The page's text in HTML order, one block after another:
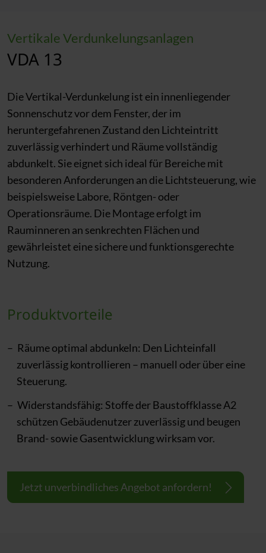
Vertikale Verdunkelungsanlagen
VDA 13
Die Vertikal-Verdunkelung ist ein innenliegender
Sonnenschutz vor dem Fenster, der im
heruntergefahrenen Zustand den Lichteintritt
zuverlässig verhindert und Räume vollständig
abdunkelt. Sie eignet sich ideal für Bereiche mit
besonderen Anforderungen an die Lichtsteuerung, wie
beispielsweise Labore, Röntgen- oder
Operationsräume. Die Montage erfolgt im
Rauminneren an senkrechten Flächen und
gewährleistet eine sichere und funktionsgerechte
Nutzung.
Produktvorteile
Räume optimal abdunkeln: Den Lichteinfall
zuverlässig kontrollieren – manuell oder über eine
Steuerung.
Widerstandsfähig: Stoffe der Baustoffklasse A2
schützen Gebäudenutzer zuverlässig und beugen
Brand- sowie Gasentwicklung wirksam vor.
Jetzt unverbindliches Angebot anfordern!